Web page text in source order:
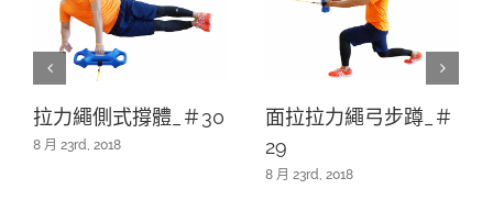
拉力繩側式撐體_＃30
8 月 23rd, 2018
面拉拉力繩弓步蹲_＃
29
8 月 23rd, 2018